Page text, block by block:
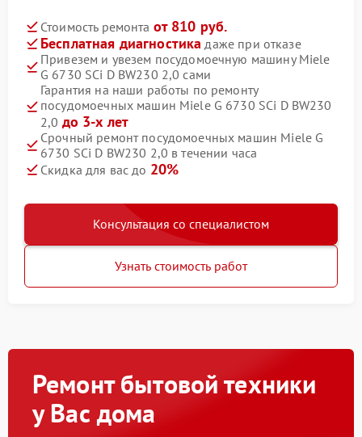
Стоимость ремонта от 810 руб.
Бесплатная диагностика даже при отказе
Привезем и увезем посудомоечную машину Miele
G 6730 SCi D BW230 2,0 сами
Гарантия на наши работы по ремонту
посудомоечных машин Miele G 6730 SCi D BW230
2,0 до 3-х лет
Срочный ремонт посудомоечных машин Miele G
6730 SCi D BW230 2,0 в течении часа
Скидка для вас до 20%
Консультация со специалистом
Узнать стоимость работ
Ремонт бытовой техники
у Вас дома